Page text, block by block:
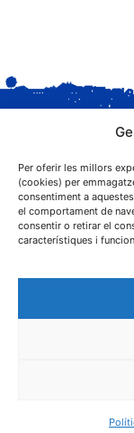
Per oferir les millors
(cookies) per
consentiment a
el comportament de
consentir o retirar el
característiques i
C. Sant
25243 El